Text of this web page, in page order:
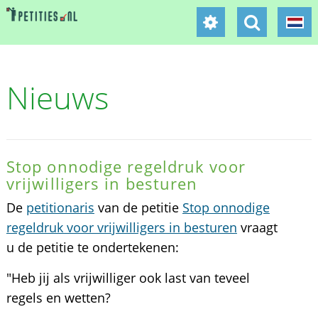
Nieuws
Stop onnodige regeldruk voor
vrijwilligers in besturen
De petitionaris van de petitie Stop onnodige
regeldruk voor vrijwilligers in besturen vraagt
u de petitie te ondertekenen:
"Heb jij als vrijwilliger ook last van teveel
regels en wetten?